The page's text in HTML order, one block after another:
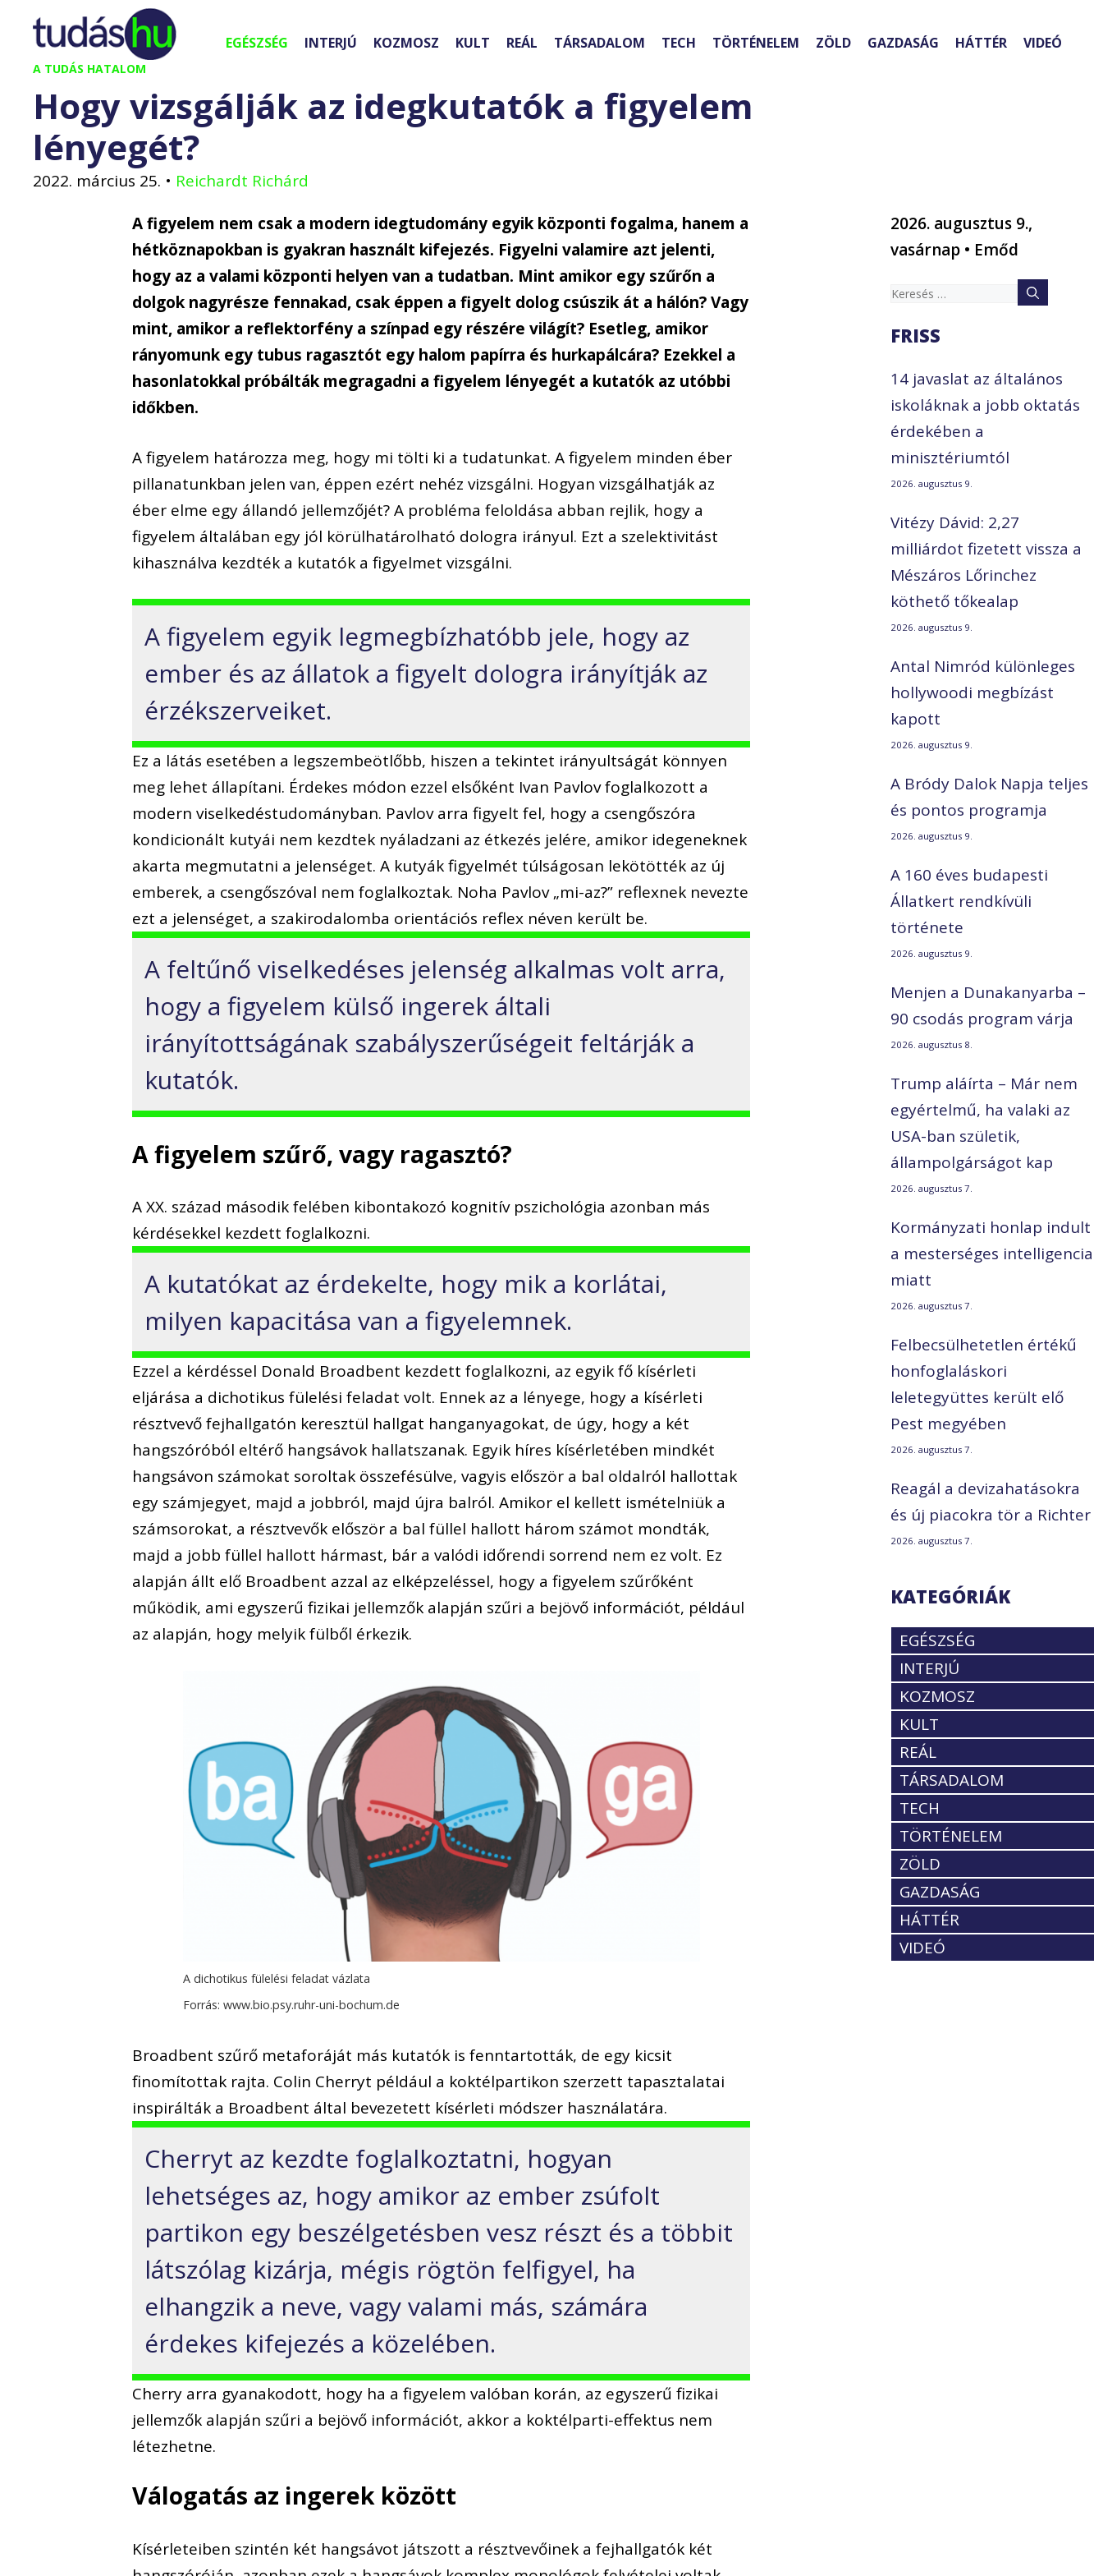
Kilépés
tartalomba
A TUDÁS HATALOM
EGÉSZSÉG INTERJÚ KOZMOSZ KULT REÁL TÁRSADALOM TECH TÖRTÉNELEM ZÖLD GAZDASÁG HÁTTÉR VIDEÓ
Hogy vizsgálják az idegkutatók a figyelem
lényegét?
2022. március 25. • Reichardt Richárd
A figyelem nem csak a modern idegtudomány egyik központi fogalma, hanem a
hétköznapokban is gyakran használt kifejezés. Figyelni valamire azt jelenti,
hogy az a valami központi helyen van a tudatban. Mint amikor egy szűrőn a
dolgok nagyrésze fennakad, csak éppen a figyelt dolog csúszik át a hálón? Vagy
mint, amikor a reflektorfény a színpad egy részére világít? Esetleg, amikor
rányomunk egy tubus ragasztót egy halom papírra és hurkapálcára? Ezekkel a
hasonlatokkal próbálták megragadni a figyelem lényegét a kutatók az utóbbi
időkben.
A figyelem határozza meg, hogy mi tölti ki a tudatunkat. A figyelem minden éber
pillanatunkban jelen van, éppen ezért nehéz vizsgálni. Hogyan vizsgálhatják az
éber elme egy állandó jellemzőjét? A probléma feloldása abban rejlik, hogy a
figyelem általában egy jól körülhatárolható dologra irányul. Ezt a szelektivitást
kihasználva kezdték a kutatók a figyelmet vizsgálni.
A figyelem egyik legmegbízhatóbb jele, hogy az
ember és az állatok a figyelt dologra irányítják az
érzékszerveiket.
Ez a látás esetében a legszembeötlőbb, hiszen a tekintet irányultságát könnyen
meg lehet állapítani. Érdekes módon ezzel elsőként Ivan Pavlov foglalkozott a
modern viselkedéstudományban. Pavlov arra figyelt fel, hogy a csengőszóra
kondicionált kutyái nem kezdtek nyáladzani az étkezés jelére, amikor idegeneknek
akarta megmutatni a jelenséget. A kutyák figyelmét túlságosan lekötötték az új
emberek, a csengőszóval nem foglalkoztak. Noha Pavlov „mi-az?” reflexnek nevezte
ezt a jelenséget, a szakirodalomba orientációs reflex néven került be.
A feltűnő viselkedéses jelenség alkalmas volt arra,
hogy a figyelem külső ingerek általi
irányítottságának szabályszerűségeit feltárják a
kutatók.
A figyelem szűrő, vagy ragasztó?
A XX. század második felében kibontakozó kognitív pszichológia azonban más
kérdésekkel kezdett foglalkozni.
A kutatókat az érdekelte, hogy mik a korlátai,
milyen kapacitása van a figyelemnek.
Ezzel a kérdéssel Donald Broadbent kezdett foglalkozni, az egyik fő kísérleti
eljárása a dichotikus fülelési feladat volt. Ennek az a lényege, hogy a kísérleti
résztvevő fejhallgatón keresztül hallgat hanganyagokat, de úgy, hogy a két
hangszóróból eltérő hangsávok hallatszanak. Egyik híres kísérletében mindkét
hangsávon számokat soroltak összefésülve, vagyis először a bal oldalról hallottak
egy számjegyet, majd a jobbról, majd újra balról. Amikor el kellett ismételniük a
számsorokat, a résztvevők először a bal füllel hallott három számot mondták,
majd a jobb füllel hallott hármast, bár a valódi időrendi sorrend nem ez volt. Ez
alapján állt elő Broadbent azzal az elképzeléssel, hogy a figyelem szűrőként
működik, ami egyszerű fizikai jellemzők alapján szűri a bejövő információt, például
az alapján, hogy melyik fülből érkezik.
A dichotikus fülelési feladat vázlata
Forrás: www.bio.psy.ruhr-uni-bochum.de
Broadbent szűrő metaforáját más kutatók is fenntartották, de egy kicsit
finomítottak rajta. Colin Cherryt például a koktélpartikon szerzett tapasztalatai
inspirálták a Broadbent által bevezetett kísérleti módszer használatára.
Cherryt az kezdte foglalkoztatni, hogyan
lehetséges az, hogy amikor az ember zsúfolt
partikon egy beszélgetésben vesz részt és a többit
látszólag kizárja, mégis rögtön felfigyel, ha
elhangzik a neve, vagy valami más, számára
érdekes kifejezés a közelében.
Cherry arra gyanakodott, hogy ha a figyelem valóban korán, az egyszerű fizikai
jellemzők alapján szűri a bejövő információt, akkor a koktélparti-effektus nem
létezhetne.
Válogatás az ingerek között
Kísérleteiben szintén két hangsávot játszott a résztvevőinek a fejhallgatók két
2026. augusztus 9.,
vasárnap • Emőd
Keresés:
FRISS
14 javaslat az általános
iskoláknak a jobb oktatás
érdekében a
minisztériumtól
2026. augusztus 9.
Vitézy Dávid: 2,27
milliárdot fizetett vissza a
Mészáros Lőrinchez
köthető tőkealap
2026. augusztus 9.
Antal Nimród különleges
hollywoodi megbízást
kapott
2026. augusztus 9.
A Bródy Dalok Napja teljes
és pontos programja
2026. augusztus 9.
A 160 éves budapesti
Állatkert rendkívüli
története
2026. augusztus 9.
Menjen a Dunakanyarba –
90 csodás program várja
2026. augusztus 8.
Trump aláírta – Már nem
egyértelmű, ha valaki az
USA-ban születik,
állampolgárságot kap
2026. augusztus 7.
Kormányzati honlap indult
a mesterséges intelligencia
miatt
2026. augusztus 7.
Felbecsülhetetlen értékű
honfoglaláskori
leletegyüttes került elő
Pest megyében
2026. augusztus 7.
Reagál a devizahatásokra
és új piacokra tör a Richter
2026. augusztus 7.
KATEGÓRIÁK
EGÉSZSÉG
INTERJÚ
KOZMOSZ
KULT
REÁL
TÁRSADALOM
TECH
TÖRTÉNELEM
ZÖLD
GAZDASÁG
HÁTTÉR
VIDEÓ